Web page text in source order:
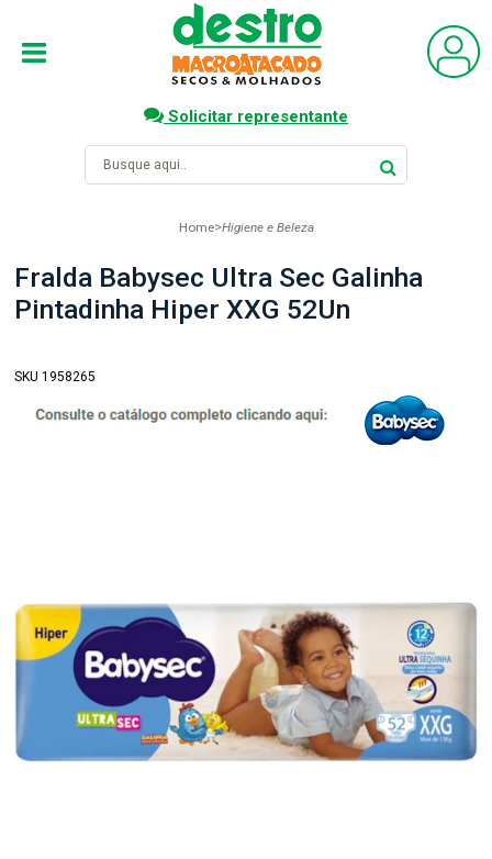
Solicitar representante
Home Higiene e Beleza
Fralda Babysec Ultra Sec Galinha
Pintadinha Hiper XXG 52Un
SKU 1958265